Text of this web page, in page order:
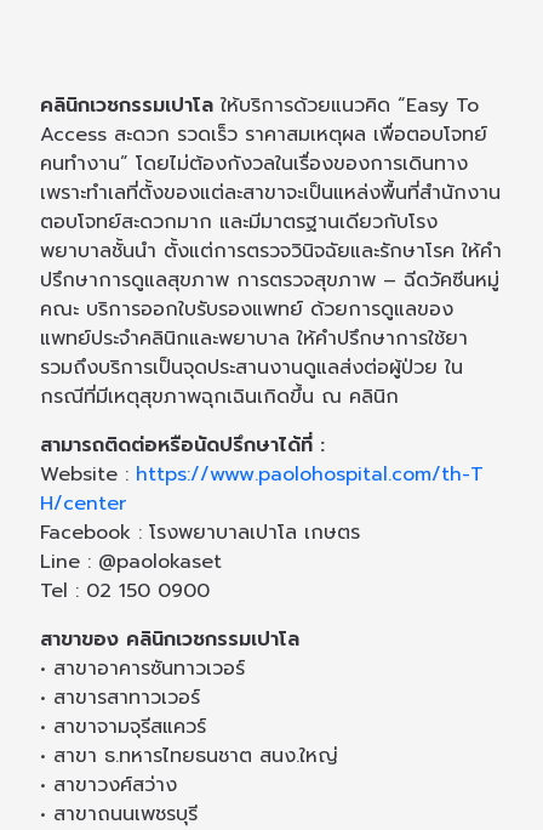
คลินิกเวชกรรมเปาโล ให้บริการด้วยแนวคิด “Easy To
Access สะดวก รวดเร็ว ราคาสมเหตุผล เพื่อตอบโจทย์
คนทำงาน” โดยไม่ต้องกังวลในเรื่องของการเดินทาง
เพราะทำเลที่ตั้งของแต่ละสาขาจะเป็นแหล่งพื้นที่สำนักงาน
ตอบโจทย์สะดวกมาก และมีมาตรฐานเดียวกับโรง
พยาบาลชั้นนำ ตั้งแต่การตรวจวินิจฉัยและรักษาโรค ให้คำ
ปรึกษาการดูแลสุขภาพ การตรวจสุขภาพ – ฉีดวัคซีนหมู่
คณะ บริการออกใบรับรองแพทย์ ด้วยการดูแลของ
แพทย์ประจำคลินิกและพยาบาล ให้คำปรึกษาการใช้ยา
รวมถึงบริการเป็นจุดประสานงานดูแลส่งต่อผู้ป่วย ใน
กรณีที่มีเหตุสุขภาพฉุกเฉินเกิดขึ้น ณ คลินิก
สามารถติดต่อหรือนัดปรึกษาได้ที่ :
Website : https://www.paolohospital.com/th-T
H/center
Facebook : โรงพยาบาลเปาโล เกษตร
Line : @paolokaset
Tel : 02 150 0900
สาขาของ คลินิกเวชกรรมเปาโล
• สาขาอาคารซันทาวเวอร์
• สาขารสาทาวเวอร์
• สาขาจามจุรีสแควร์
• สาขา ธ.ทหารไทยธนชาต สนง.ใหญ่
• สาขาวงศ์สว่าง
• สาขาถนนเพชรบุรี